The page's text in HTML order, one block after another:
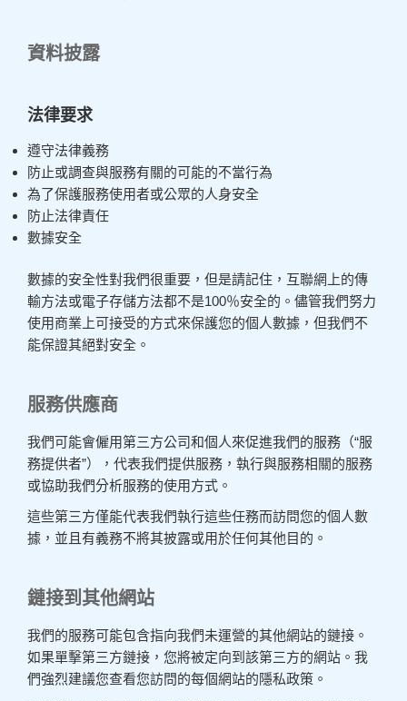
資料披露
法律要求
遵守法律義務
防止或調查與服務有關的可能的不當行為
為了保護服務使用者或公眾的人身安全
防止法律責任
數據安全
數據的安全性對我們很重要，但是請記住，互聯網上的傳
輸方法或電子存儲方法都不是100％安全的。儘管我們努力
使用商業上可接受的方式來保護您的個人數據，但我們不
能保證其絕對安全。
服務供應商
我們可能會僱用第三方公司和個人來促進我們的服務（“服
務提供者”），代表我們提供服務，執行與服務相關的服務
或協助我們分析服務的使用方式。
這些第三方僅能代表我們執行這些任務而訪問您的個人數
據，並且有義務不將其披露或用於任何其他目的。
鏈接到其他網站
我們的服務可能包含指向我們未運營的其他網站的鏈接。
如果單擊第三方鏈接，您將被定向到該第三方的網站。我
們強烈建議您查看您訪問的每個網站的隱私政策。